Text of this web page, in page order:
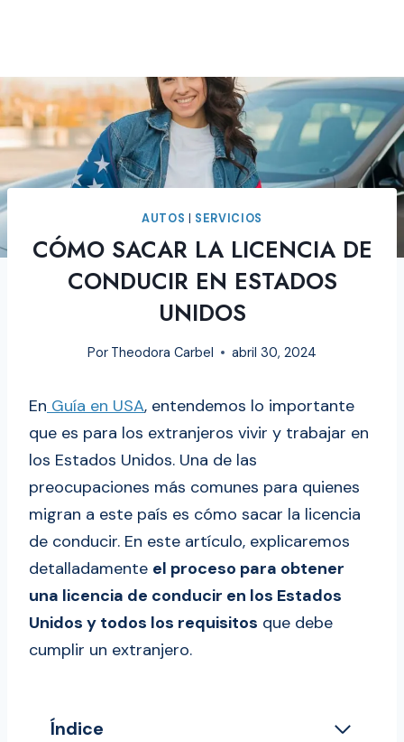
AUTOS SERVICIOS
CÓMO SACAR LA LICENCIA DE
CONDUCIR EN ESTADOS
UNIDOS
Por Theodora Carbel abril 30, 2024
En Guía en USA, entendemos lo importante
que es para los extranjeros vivir y trabajar en
los Estados Unidos. Una de las
preocupaciones más comunes para quienes
migran a este país es cómo sacar la licencia
de conducir. En este artículo, explicaremos
detalladamente el proceso para obtener
una licencia de conducir en los Estados
Unidos y todos los requisitos que debe
cumplir un extranjero.
Índice